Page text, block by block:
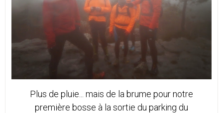
Plus de pluie... mais de la brume pour notre
première bosse à la sortie du parking du